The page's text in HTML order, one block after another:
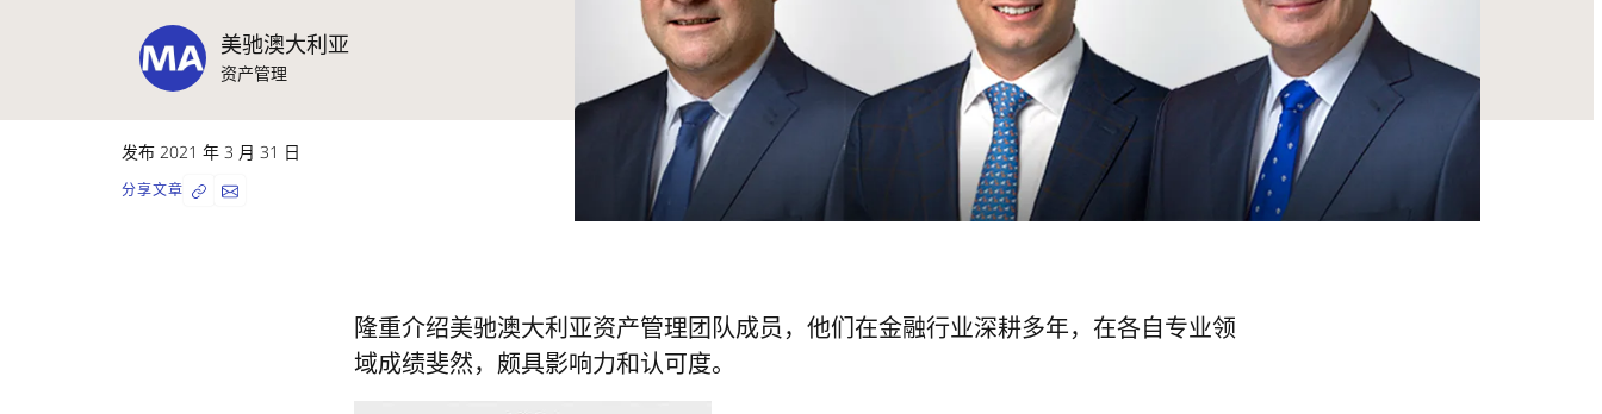
美驰澳大利亚
资产管理
发布 2021 年 3 月 31 日
分享文章
隆重介绍美驰澳大利亚资产管理团队成员，他们在金融行业深耕多年，在各自专业领
域成绩斐然，颇具影响力和认可度。